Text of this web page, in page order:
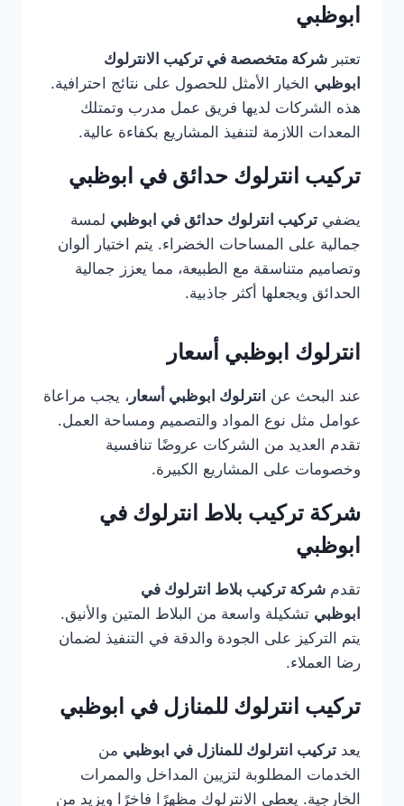
ابوظبي
تعتبر شركة متخصصة في تركيب الانترلوك
ابوظبي الخيار الأمثل للحصول على نتائج احترافية.
هذه الشركات لديها فريق عمل مدرب وتمتلك
المعدات اللازمة لتنفيذ المشاريع بكفاءة عالية.
تركيب انترلوك حدائق في ابوظبي
يضفي تركيب انترلوك حدائق في ابوظبي لمسة
جمالية على المساحات الخضراء. يتم اختيار ألوان
وتصاميم متناسقة مع الطبيعة، مما يعزز جمالية
الحدائق ويجعلها أكثر جاذبية.
انترلوك ابوظبي أسعار
عند البحث عن انترلوك ابوظبي أسعار ، يجب مراعاة
عوامل مثل نوع المواد والتصميم ومساحة العمل.
تقدم العديد من الشركات عروضًا تنافسية
وخصومات على المشاريع الكبيرة.
شركة تركيب بلاط انترلوك في
ابوظبي
تقدم شركة تركيب بلاط انترلوك في
ابوظبي تشكيلة واسعة من البلاط المتين والأنيق.
يتم التركيز على الجودة والدقة في التنفيذ لضمان
رضا العملاء.
تركيب انترلوك للمنازل في ابوظبي
يعد تركيب انترلوك للمنازل في ابوظبي من
الخدمات المطلوبة لتزيين المداخل والممرات
الخارجية. يعطي الانترلوك مظهرًا فاخرًا ويزيد من